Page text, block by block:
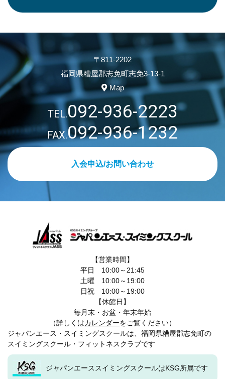
〒811-2202
福岡県糟屋郡志免町志免3-13-1
Map
TEL.092-936-2223
FAX.092-936-1232
入会申込/お問い合わせ
【営業時間】
平日 10:00～21:45
土曜 10:00～19:00
日祝 10:00～19:00
【休館日】
毎月末・お盆・年末年始
（詳しくはカレンダーをご覧ください）
ジャパンエース・スイミングスクールは、福岡県糟屋郡志免町の
スイミングスクール・フィットネスクラブです
ジャパンエーススイミングスクールはKSG所属です